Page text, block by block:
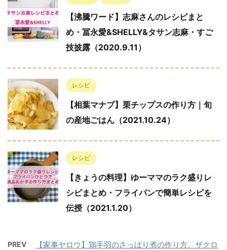
【沸騰ワード】志麻さんのレシピまと
め・冨永愛&SHELLY&タサン志麻・すご
技披露（2020.9.11）
レシピ
【相葉マナブ】栗チップスの作り方｜旬
の産地ごはん（2021.10.24）
レシピ
【きょうの料理】ゆーママのラク盛りレ
シピまとめ・フライパンで簡単レシピを
伝授（2021.1.20）
PREV
【家事ヤロウ】鶏手羽のさっぱり煮の作り方。ザクロ